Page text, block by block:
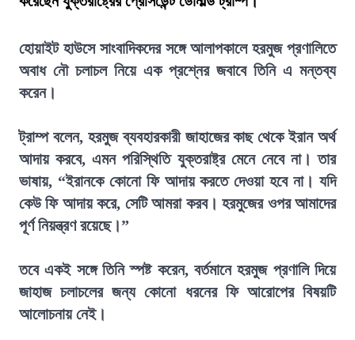
হোয়াইট হাউসে সাংবাদিকদের সঙ্গে আলাপকালে হরমুজ প্রণালিতে
অবাধ নৌ চলাচল নিয়ে এক প্রশ্নের জবাবে তিনি এ মন্তব্য
করেন।
ট্রাম্প বলেন, হরমুজ ব্যবহারকারী জাহাজের কাছ থেকে ইরান অর্থ
আদায় করবে, এমন পরিস্থিতি যুক্তরাষ্ট্র মেনে নেবে না। তার
ভাষায়, “ইরানকে কোনো ফি আদায় করতে দেওয়া হবে না। যদি
কেউ ফি আদায় করে, সেটি আমরা করব। হরমুজের ওপর আমাদের
পূর্ণ নিয়ন্ত্রণ রয়েছে।”
তবে একই সঙ্গে তিনি স্পষ্ট করেন, বর্তমানে হরমুজ প্রণালি দিয়ে
জাহাজ চলাচলের জন্য কোনো ধরনের ফি আরোপের বিষয়টি
আলোচনায় নেই।